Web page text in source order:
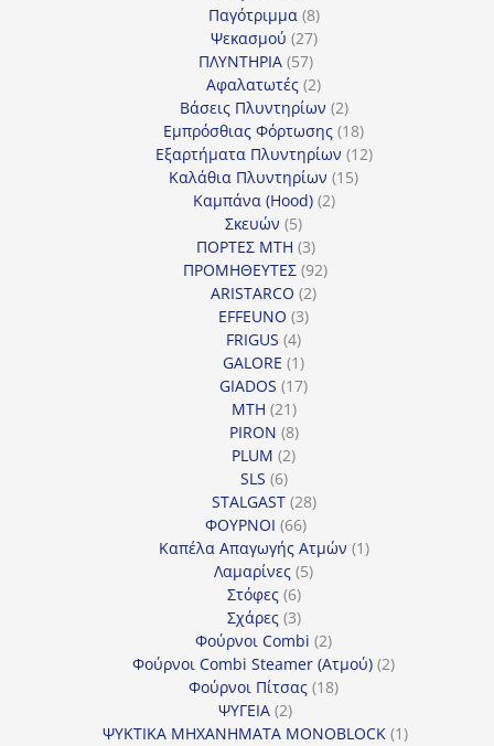
προϊόντα
Παγότριμμα 88
προϊόντα
Ψεκασμού 2727
προϊόντα
ΠΛΥΝΤΗΡΙΑ 5757
προϊόντα
Αφαλατωτές 22
προϊόντα
Βάσεις Πλυντηρίων 22
προϊόντα
Εμπρόσθιας Φόρτωσης 1818
προϊόντα
Εξαρτήματα Πλυντηρίων 1212
Καλάθια Πλυντηρίων 1515
Καμπάνα (Hood) 22
Σκευών 55
προϊόντα
ΠΟΡΤΕΣ MTH 33
προϊόντα
ΠΡΟΜΗΘΕΥΤΕΣ 9292
ARISTARCO 22
EFFEUNO 33
FRIGUS 44
προϊόντα
GALORE 11
προϊόν
GIADOS 1717
MTH 2121
προϊόντα
PIRON 88
προϊόντα
PLUM 22
SLS 66
προϊόντα
STALGAST 2828
ΦΟΥΡΝΟΙ 6666
προϊόντα
Καπέλα Απαγωγής Ατμών 11
Λαμαρίνες 55
Στόφες 66
προϊόντα
Σχάρες 33
προϊόντα
Φούρνοι Combi 22
προϊόντα
Φούρνοι Combi Steamer (Ατμού) 22
Φούρνοι Πίτσας 1818
ΨΥΓΕΙΑ 22
προϊόντα
ΨΥΚΤΙΚΑ ΜΗΧΑΝΗΜΑΤΑ MONOBLOCK 11